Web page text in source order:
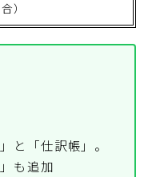
）
と「仕訳帳」。
も追加